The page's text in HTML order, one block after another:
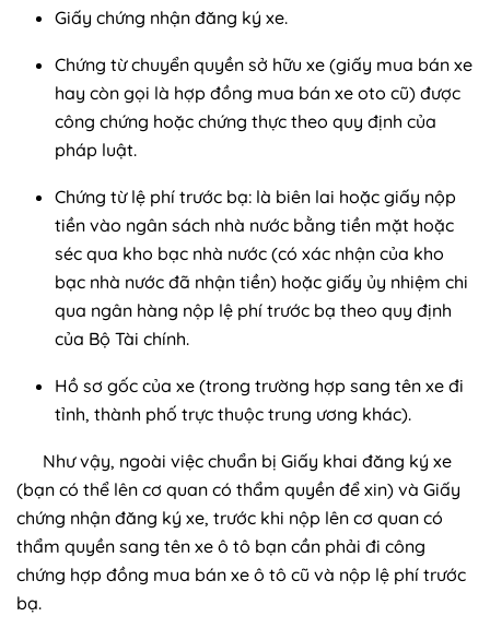
Giấy chứng nhận đăng ký xe.
Chứng từ chuyển quyền sở hữu xe (giấy mua bán xe
hay còn gọi là hợp đồng mua bán xe oto cũ) được
công chứng hoặc chứng thực theo quy định của
pháp luật.
Chứng từ lệ phí trước bạ: là biên lai hoặc giấy nộp
tiền vào ngân sách nhà nước bằng tiền mặt hoặc
séc qua kho bạc nhà nước (có xác nhận của kho
bạc nhà nước đã nhận tiền) hoặc giấy ủy nhiệm chi
qua ngân hàng nộp lệ phí trước bạ theo quy định
của Bộ Tài chính.
Hồ sơ gốc của xe (trong trường hợp sang tên xe đi
tỉnh, thành phố trực thuộc trung ương khác).
Như vậy, ngoài việc chuẩn bị Giấy khai đăng ký xe
(bạn có thể lên cơ quan có thẩm quyền để xin) và Giấy
chứng nhận đăng ký xe, trước khi nộp lên cơ quan có
thẩm quyền sang tên xe ô tô bạn cần phải đi công
chứng hợp đồng mua bán xe ô tô cũ và nộp lệ phí trước
bạ.